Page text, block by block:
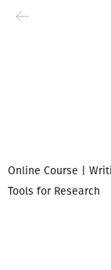
Online Course |
Tools for Research